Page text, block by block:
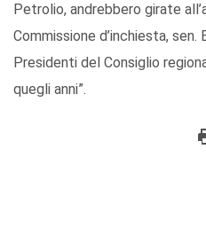
Petrolio, andrebbero girate
Commissione d’inchiesta, sen.
Presidenti del Consiglio
quegli anni”.